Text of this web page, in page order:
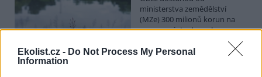
Ekolist.cz - Do Not Process My Personal
Information
ministerstva zemědělství
(MZe) 300 milionů korun na
opravu, výstavbu nebo
odbahnění malých vodních
nádrží. Žádost o dotace mohou podávat od 7. září do 7. října.